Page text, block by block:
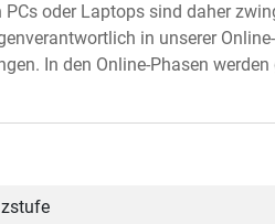
oder Laptops sind daher
in unserer
In den Online-Phasen